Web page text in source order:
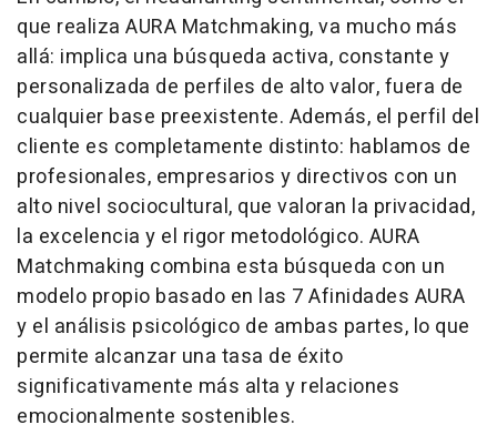
que realiza AURA Matchmaking, va mucho más
allá: implica una búsqueda activa, constante y
personalizada de perfiles de alto valor, fuera de
cualquier base preexistente. Además, el perfil del
cliente es completamente distinto: hablamos de
profesionales, empresarios y directivos con un
alto nivel sociocultural, que valoran la privacidad,
la excelencia y el rigor metodológico. AURA
Matchmaking combina esta búsqueda con un
modelo propio basado en las 7 Afinidades AURA
y el análisis psicológico de ambas partes, lo que
permite alcanzar una tasa de éxito
significativamente más alta y relaciones
emocionalmente sostenibles.